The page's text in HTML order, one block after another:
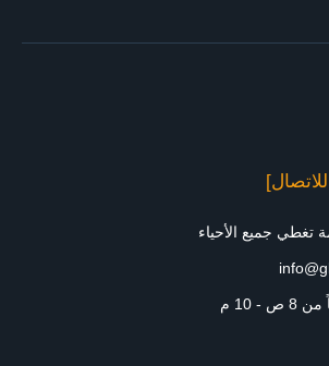
تغطي جميع الأحياء
ص - 10 م